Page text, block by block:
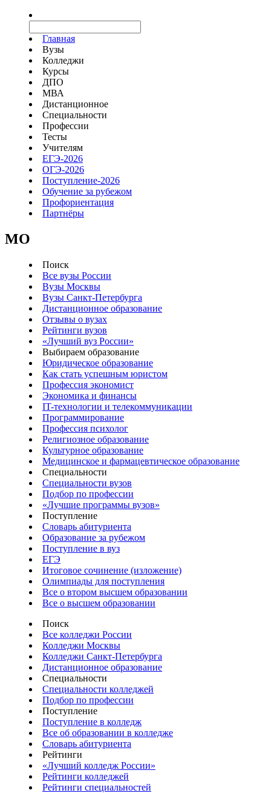
Главная
Вузы
Колледжи
Курсы
ДПО
МВА
Дистанционное
Специальности
Профессии
Тесты
Учителям
ЕГЭ-2026
ОГЭ-2026
Поступление-2026
Обучение за рубежом
Профориентация
Партнёры
MO
Поиск
Все вузы России
Вузы Москвы
Вузы Санкт-Петербурга
Дистанционное образование
Отзывы о вузах
Рейтинги вузов
«Лучший вуз России»
Выбираем образование
Юридическое образование
Как стать успешным юристом
Профессия экономист
Экономика и финансы
IT-технологии и телекоммуникации
Программирование
Профессия психолог
Религиозное образование
Культурное образование
Медицинское и фармацевтическое образование
Специальности
Специальности вузов
Подбор по профессии
«Лучшие программы вузов»
Поступление
Словарь абитуриента
Образование за рубежом
Поступление в вуз
ЕГЭ
Итоговое сочинение (изложение)
Олимпиады для поступления
Все о втором высшем образовании
Все о высшем образовании
Поиск
Все колледжи России
Колледжи Москвы
Колледжи Санкт-Петербурга
Дистанционное образование
Специальности
Специальности колледжей
Подбор по профессии
Поступление
Поступление в колледж
Все об образовании в колледже
Словарь абитуриента
Рейтинги
«Лучший колледж России»
Рейтинги колледжей
Рейтинги специальностей